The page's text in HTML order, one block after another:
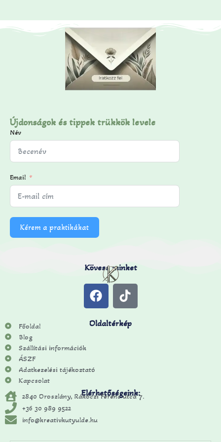
Újdonságok és tippek trükkök levele
Név
Email
Kérem a praktikákat
Kövess minket
Oldaltérkép
Főoldal
Blog
Szállítási információk
ÁSZF
Adatkezelési tájékoztató
Kapcsolat
Elérhetőségeink:
2840 Oroszlány, Rákóczi Ferenc utca 7.
+36 30 989 9522
info@kreativkutyulde.hu